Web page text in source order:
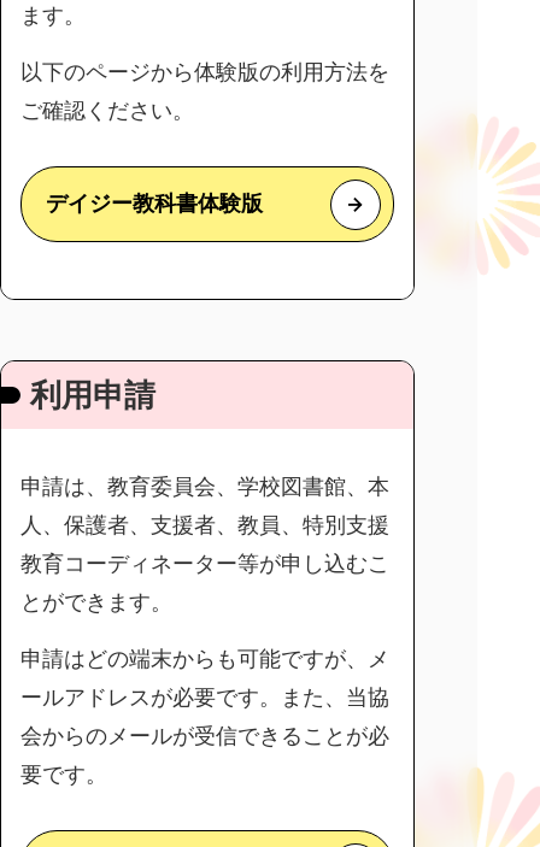
ます。
以下のページから体験版の利用方法を
ご確認ください。
デイジー教科書体験版
利用申請
申請は、教育委員会、学校図書館、本
人、保護者、支援者、教員、特別支援
教育コーディネーター等が申し込むこ
とができます。
申請はどの端末からも可能ですが、メ
ールアドレスが必要です。また、当協
会からのメールが受信できることが必
要です。